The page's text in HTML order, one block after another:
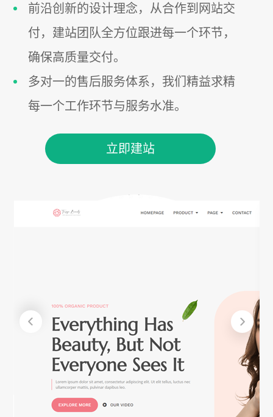
前沿创新的设计理念，从合作到网站交
付，建站团队全方位跟进每一个环节，
确保高质量交付。
多对一的售后服务体系，我们精益求精
每一个工作环节与服务水准。
立即建站